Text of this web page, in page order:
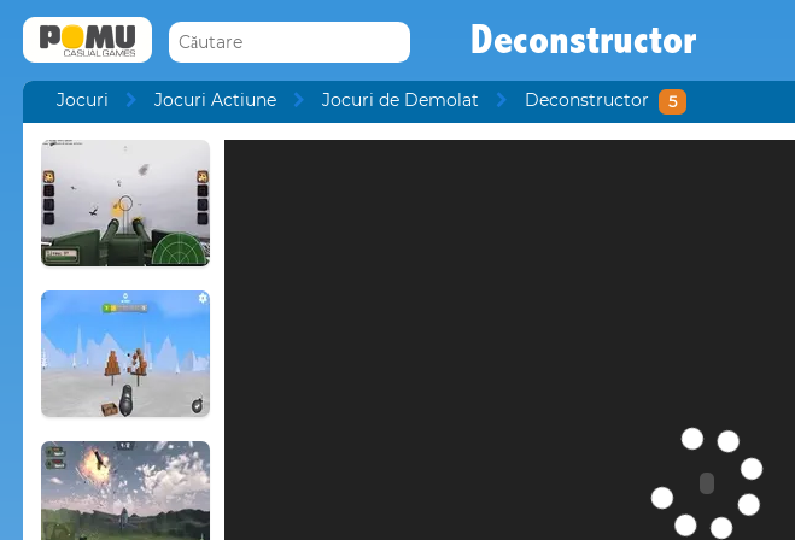
Deconstructor
Jocuri Jocuri Actiune Jocuri de Demolat Deconstructor 5